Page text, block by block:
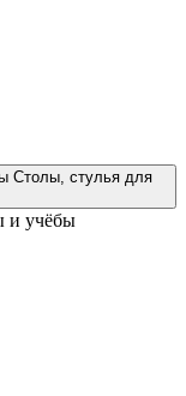
Столы, стулья для